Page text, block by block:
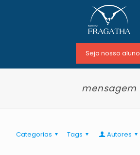
Seja nosso aluno
mensagem
Categorias Tags Autores